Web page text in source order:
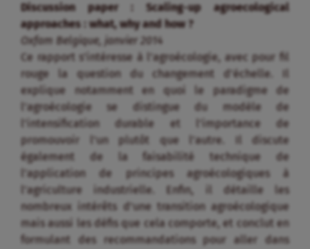
Discussion paper : Scaling-up agroecological
approaches : what, why and how ?
Oxfam Belgique, janvier 2014
Ce rapport s’intéresse à l’agroécologie, avec pour fil
rouge la question du changement d’échelle. Il
explique notamment en quoi le paradigme de
l’agroécologie se distingue du modèle de
l’intensification durable et l’importance de
promouvoir l’un plutôt que l’autre. Il discute
également de la faisabilité technique de
l’application de principes agroécologiques à
l’agriculture industrielle. Enfin, il détaille les
nombreux intérêts d’une transition agroécologique
mais aussi les défis que cela comporte, et conclut en
formulant des recommandations pour aller dans